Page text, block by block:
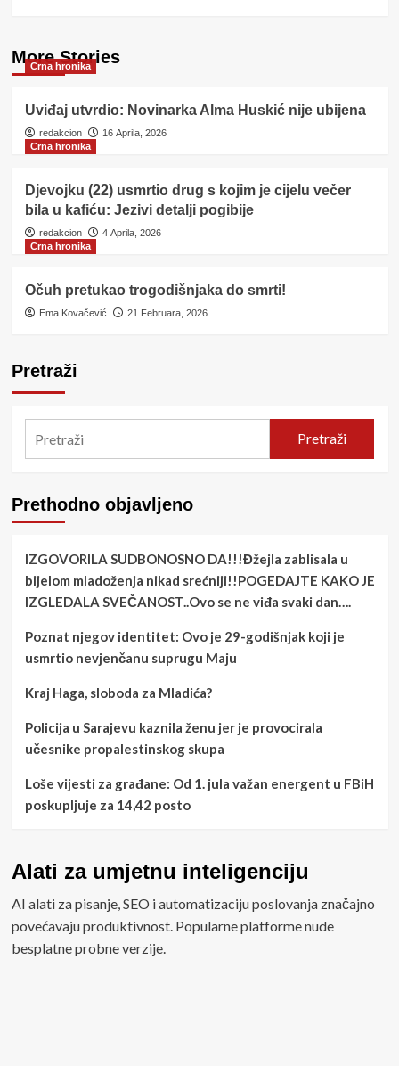
More Stories
Crna hronika
Uviđaj utvrdio: Novinarka Alma Huskić nije ubijena
redakcion
16 Aprila, 2026
Crna hronika
Djevojku (22) usmrtio drug s kojim je cijelu večer
bila u kafiću: Jezivi detalji pogibije
redakcion
4 Aprila, 2026
Crna hronika
Očuh pretukao trogodišnjaka do smrti!
Ema Kovačević 21 Februara, 2026
Pretraži
Pretraži
Prethodno objavljeno
IZGOVORILA SUDBONOSNO DA!!!Đžejla zablisala u
bijelom mladoženja nikad srećniji!!POGEDAJTE KAKO JE
IZGLEDALA SVEČANOST..Ovo se ne viđa svaki dan….
Poznat njegov identitet: Ovo je 29-godišnjak koji je
usmrtio nevjenčanu suprugu Maju
Kraj Haga, sloboda za Mladića?
Policija u Sarajevu kaznila ženu jer je provocirala
učesnike propalestinskog skupa
Loše vijesti za građane: Od 1. jula važan energent u FBiH
poskupljuje za 14,42 posto
Alati za umjetnu inteligenciju
AI alati za pisanje, SEO i automatizaciju poslovanja značajno
povećavaju produktivnost. Popularne platforme nude
besplatne probne verzije.